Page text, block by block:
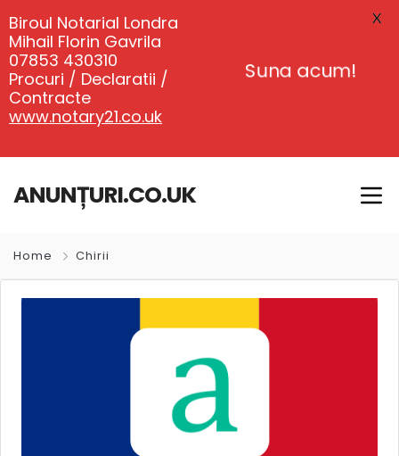
ANUNȚURI.CO.UK
Home Chirii
Biroul Notarial Londra
Mihail Florin Gavrila
07853 430310
Procuri / Declaratii /
Contracte
www.notary21.co.uk
Suna acum!
X